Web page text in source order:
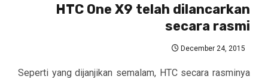
HTC One X9 telah dilancarkan
secara rasmi
December 24, 2015
Seperti yang dijanjikan semalam, HTC secara rasminya